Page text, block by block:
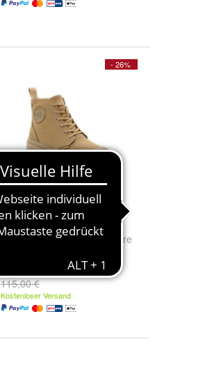
- 26%
Stiefel Palladium Pallabase
Twill braun
Size:41.5,41,40 undweitere
115,00 €
Kostenloser Versand